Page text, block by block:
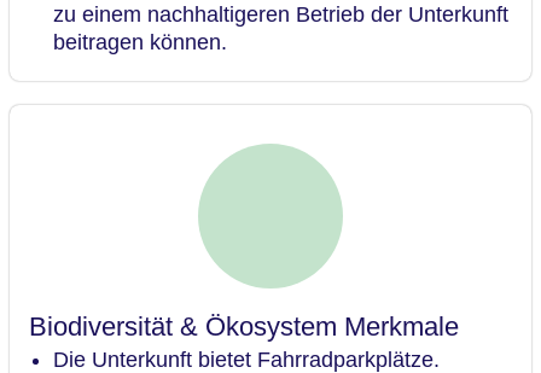
zu einem nachhaltigeren Betrieb der Unterkunft
beitragen können.
Biodiversität & Ökosystem Merkmale
Die Unterkunft bietet Fahrradparkplätze.